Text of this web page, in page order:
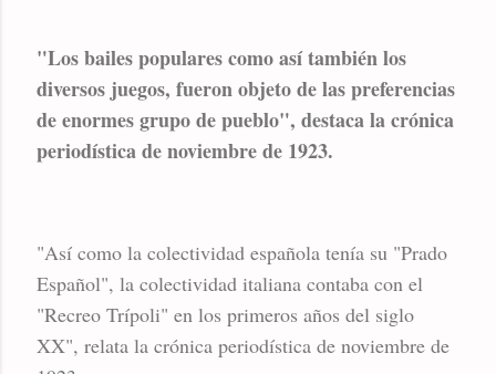
"Los bailes populares como así también los
diversos juegos, fueron objeto de las preferencias
de enormes grupo de pueblo", destaca la crónica
periodística de noviembre de 1923.
"Así como la colectividad española tenía su "Prado
Español", la colectividad italiana contaba con el
"Recreo Trípoli" en los primeros años del siglo
XX", relata la crónica periodística de noviembre de